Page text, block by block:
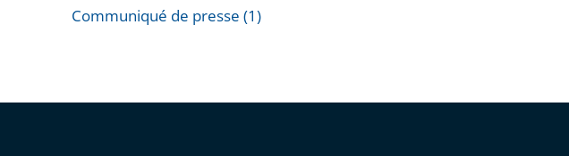
Communiqué de presse (1)